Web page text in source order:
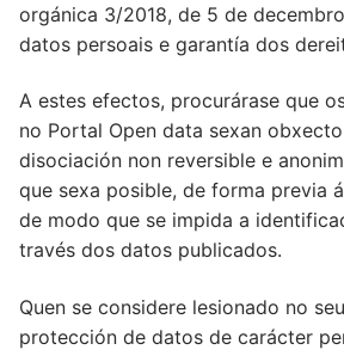
Aplicaciones y Visualizadores
Aviso Legal
Solicitude de Datos Abertos
Vigo Cidade da Ciencia e da
App “Vigo”
Vigo 25 AI – Buscador,
recomendador con
Concello de Vigo
Plataforma smart city VCI+ 2.0
Acerca de
información
Accesibilidade
Protección de datos
Política sobre cookies
Acerca de
Galego
Español
orgánica 3/2018, de 5 de
datos persoais e garantía dos
A estes efectos, procurárase que
no Portal Open data sexan
disociación non reversible e
que sexa posible, de forma previa
de modo que se impida a
través dos datos publicados.
Quen se considere lesionado no
protección de datos de carácter